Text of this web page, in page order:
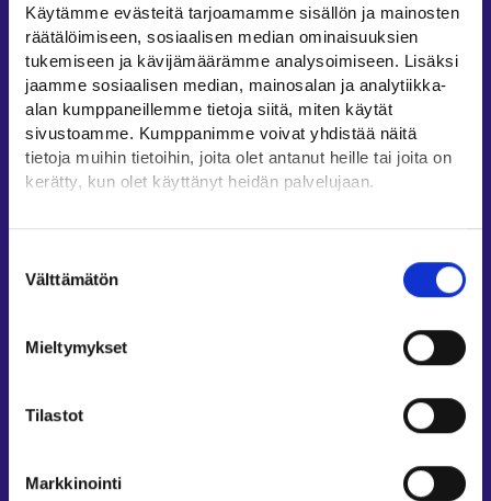
Käytämme evästeitä tarjoamamme sisällön ja mainosten
räätälöimiseen, sosiaalisen median ominaisuuksien
tukemiseen ja kävijämäärämme analysoimiseen. Lisäksi
jaamme sosiaalisen median, mainosalan ja analytiikka-
alan kumppaneillemme tietoja siitä, miten käytät
sivustoamme. Kumppanimme voivat yhdistää näitä
tietoja muihin tietoihin, joita olet antanut heille tai joita on
kerätty, kun olet käyttänyt heidän palvelujaan.
Löydät tietoa evästeiden käyttötarkoituksista
Lue tarkemmin
valinta
Välttämätön
Mieltymykset
Tilastot
Markkinointi
Sähköisen asioinnin tuki
Työttömyysturvaneuvonta
Yritys- ja työnantaja-asiakkaan neuvontapalvelut
Asiointi- ja Oma työpolku -osioiden ohjeet
Tuki ja palaute
Työ- ja elinkeinoministeriö⁠
Osaamispolku⁠
Seuraa meitä